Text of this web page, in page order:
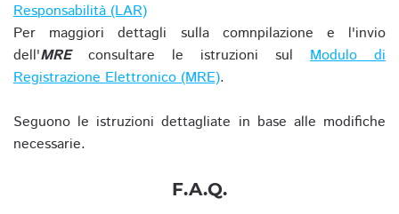
Responsabilità (LAR)
Per maggiori dettagli sulla comnpilazione e l'invio
dell'MREconsultare le istruzioni sul Modulo di
Registrazione Elettronico (MRE).
Seguono le istruzioni dettagliate in base alle modifiche
necessarie.
F.A.Q.